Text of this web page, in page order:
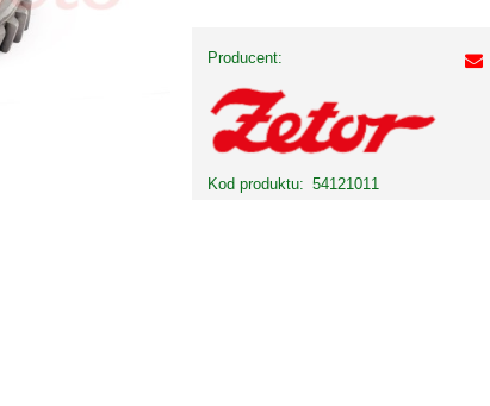
Producent:
Kod produktu: 54121011